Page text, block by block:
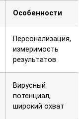
Особенности
Персонализация,
измеримость
результатов
Вирусный
потенциал,
широкий охват